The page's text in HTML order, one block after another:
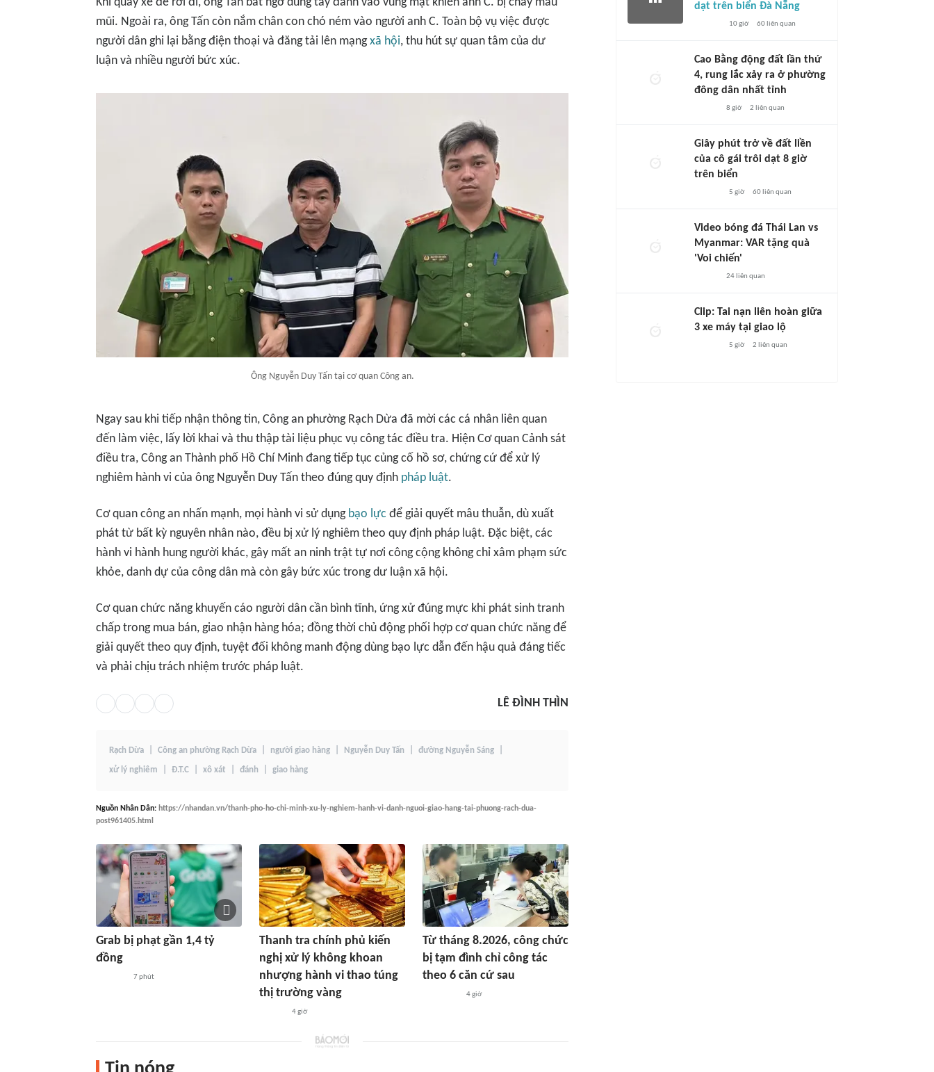
mũi. Ngoài ra, ông Tấn còn nắm chân con chó ném vào người anh C. Toàn bộ vụ việc được
người dân ghi lại bằng điện thoại và đăng tải lên mạngxã hội, thu hút sự quan tâm của dư
luận và nhiều người bức xúc.
Ông Nguyễn Duy Tấn tại cơ quan Công an.
Ngay sau khi tiếp nhận thông tin, Công an phường Rạch Dừa đã mời các cá nhân liên quan
đến làm việc, lấy lời khai và thu thập tài liệu phục vụ công tác điều tra. Hiện Cơ quan Cảnh sát
điều tra, Công an Thành phố Hồ Chí Minh đang tiếp tục củng cố hồ sơ, chứng cứ để xử lý
nghiêm hành vi của ông Nguyễn Duy Tấn theo đúng quy định pháp luật.
Cơ quan công an nhấn mạnh, mọi hành vi sử dụng bạo lực để giải quyết mâu thuẫn, dù xuất
phát từ bất kỳ nguyên nhân nào, đều bị xử lý nghiêm theo quy định pháp luật. Đặc biệt, các
hành vi hành hung người khác, gây mất an ninh trật tự nơi công cộng không chỉ xâm phạm sức
khỏe, danh dự của công dân mà còn gây bức xúc trong dư luận xã hội.
Cơ quan chức năng khuyến cáo người dân cần bình tĩnh, ứng xử đúng mực khi phát sinh tranh
chấp trong mua bán, giao nhận hàng hóa; đồng thời chủ động phối hợp cơ quan chức năng để
giải quyết theo quy định, tuyệt đối không manh động dùng bạo lực dẫn đến hậu quả đáng tiếc
và phải chịu trách nhiệm trước pháp luật.
LÊ ĐÌNH THÌN
Rạch Dừa Công an phường Rạch Dừa người giao hàng Nguyễn Duy Tấn đường Nguyễn Sáng
xử lý nghiêm Đ.T.C xô xát đánh giao hàng
Nguồn Nhân Dân: https://nhandan.vn/thanh-pho-ho-chi-minh-xu-ly-nghiem-hanh-vi-danh-nguoi-giao-hang-tai-phuong-rach-dua-
post961405.html
Grab bị phạt gần 1,4 tỷ
đồng
7 phút
Thanh tra chính phủ kiến
nghị xử lý không khoan
nhượng hành vi thao túng
thị trường vàng
4 giờ
Từ tháng 8.2026, công chức
bị tạm đình chỉ công tác
theo 6 căn cứ sau
4 giờ
dạt trên biển Đà Nẵng
10 giờ 60liên quan
Cao Bằng động đất lần thứ
4, rung lắc xảy ra ở phường
đông dân nhất tỉnh
8 giờ 2 liên quan
Giây phút trở về đất liền
của cô gái trôi dạt 8 giờ
trên biển
5 giờ 60liên quan
Video bóng đá Thái Lan vs
Myanmar: VAR tặng quà
'Voi chiến'
24liên quan
Clip: Tai nạn liên hoàn giữa
3 xe máy tại giao lộ
5 giờ 2 liên quan